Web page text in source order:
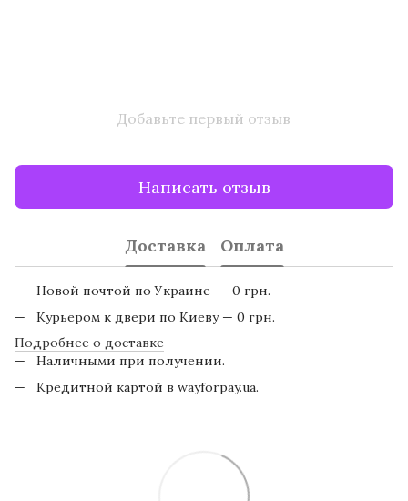
Добавьте первый отзыв
Написать отзыв
Доставка Оплата
Новой почтой по Украине — 0 грн.
Курьером к двери по Киеву — 0 грн.
Подробнее о доставке
Наличными при получении.
Кредитной картой в wayforpay.ua.